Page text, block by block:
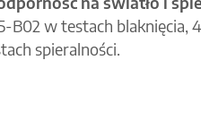
B02 w testach blaknięcia,
spieralności.